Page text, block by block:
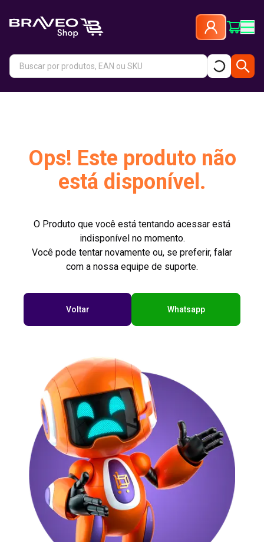
Ops! Este produto não
está disponível.
O Produto que você está tentando acessar está
indisponível no momento.
Você pode tentar novamente ou, se preferir, falar
com a nossa equipe de suporte.
Voltar Whatsapp